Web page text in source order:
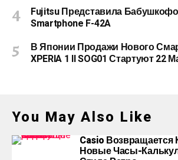
Fujitsu Представила
Smartphone F-42A
В Японии Продажи Нового
XPERIA 1 II SOG01 Стартуют 22
You May Also Like
Casio Возвращается
Новые Часы-